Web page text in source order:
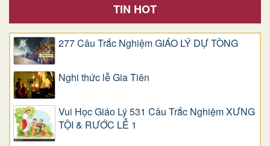
TIN HOT
277 Câu Trắc Nghiệm GIÁO LÝ DỰ TÒNG
Nghi thức lễ Gia Tiên
Vui Học Giáo Lý 531 Câu Trắc Nghiệm XƯNG
TỘI & RƯỚC LỄ 1